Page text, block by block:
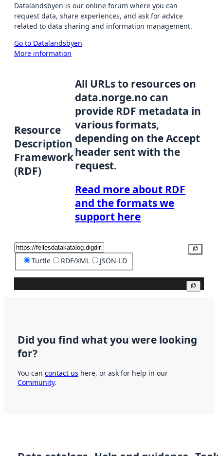
Datalandsbyen is our online forum where you can
request data, share experiences, and ask for advice
related to data sharing and information management.
Go to Datalandsbyen
More information
Resource
Description
Framework
(RDF)
All URLs to resources on
data.norge.no can
provide RDF metadata in
various formats,
depending on the Accept
header sent with the
request.
Read more about RDF
and the formats we
support here
Turtle RDF/XML JSON-LD
Did you find what you were looking
for?
You can contact us here, or ask for help in our
Community.